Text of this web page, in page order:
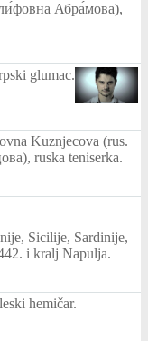
Абра́мова),
glumac.
Kuznjecova (rus.
ruska teniserka.
Sicilije, Sardinije,
i kralj Napulja.
hemičar.